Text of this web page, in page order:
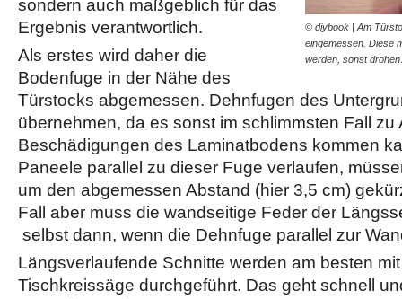
© diybook | Am
eingemessen. Diese
werden, sonst
sondern auch maßgeblich für das
Ergebnis verantwortlich.
Als erstes wird daher die
Bodenfuge in der Nähe des
Türstocks abgemessen. Dehnfugen des
übernehmen, da es sonst im schlimmsten Fall zu
Beschädigungen des Laminatbodens kommen
Paneele parallel zu dieser Fuge verlaufen,
um den abgemessen Abstand (hier 3,5 cm)
Fall aber muss die wandseitige Feder der
selbst dann, wenn die Dehnfuge parallel zur
Längsverlaufende Schnitte werden am besten
Tischkreissäge durchgeführt. Das geht schnell